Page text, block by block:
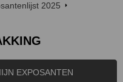
2025
EXPOSANTEN